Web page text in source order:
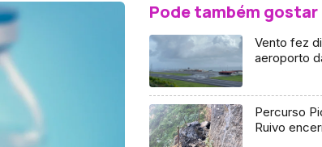
Pode também gostar
Vento fez
aeroporto
Percurso
Ruivo